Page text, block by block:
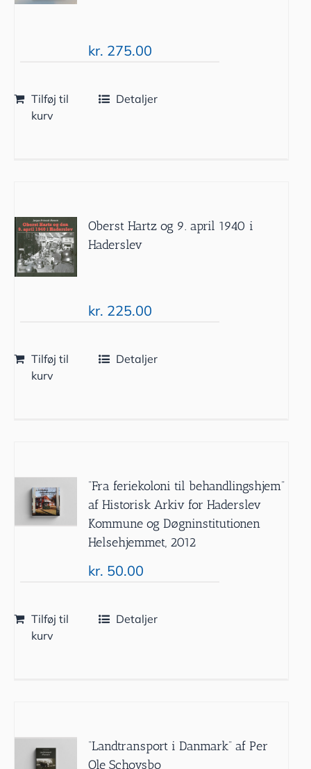
kr. 275.00
Tilføj til
kurv
Detaljer
Oberst Hartz og 9. april 1940 i
Haderslev
kr. 225.00
Tilføj til
kurv
Detaljer
”Fra feriekoloni til behandlingshjem”
af Historisk Arkiv for Haderslev
Kommune og Døgninstitutionen
Helsehjemmet, 2012
kr. 50.00
Tilføj til
kurv
Detaljer
“Landtransport i Danmark” af Per
Ole Schovsbo